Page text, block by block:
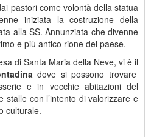
pastori come volontà della statua
iniziata la costruzione della
alla SS. Annunziata che divenne
e più antico rione del paese.
di Santa Maria della Neve, vi è il
dove si possono trovare
e in vecchie abitazioni del
stalle con l’intento di valorizzare e
culturale.